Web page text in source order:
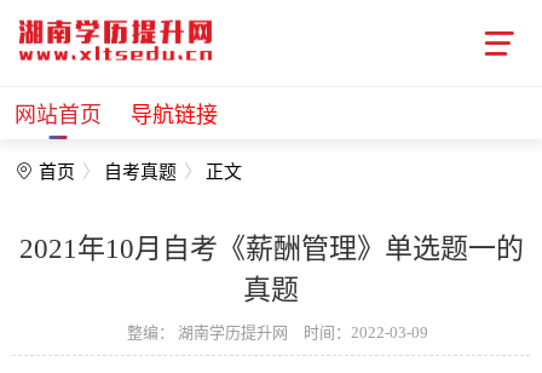
网站首页 导航链接
首页 自考真题 正文
2021年10月自考《薪酬管理》单选题一的
真题
整编： 湖南学历提升网 时间：2022-03-09